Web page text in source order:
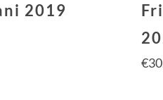
2019
€